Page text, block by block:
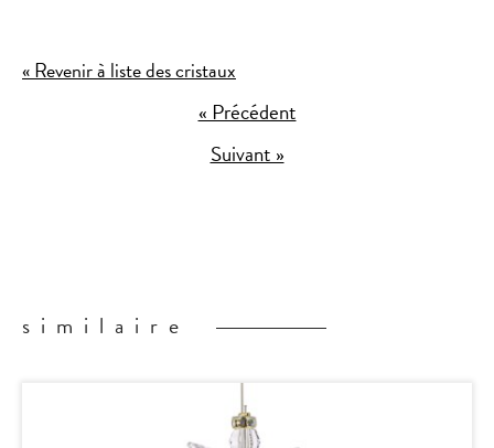
« Revenir à liste des cristaux
« Précédent
Suivant »
similaire